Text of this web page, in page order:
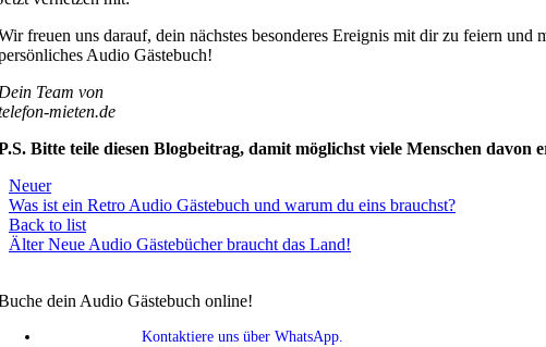
freuen uns darauf, dein nächstes besonderes Ereignis mit dir zu feiern
Audio Gästebuch!
Team von
mieten.de
Bitte teile diesen Blogbeitrag, damit möglichst viele Menschen
Neuer
Was ist ein Retro Audio Gästebuch und warum du eins brauchst?
Back to list
Älter Neue Audio Gästebücher braucht das Land!
dein Audio Gästebuch online!
Kontaktiere uns über WhatsApp.